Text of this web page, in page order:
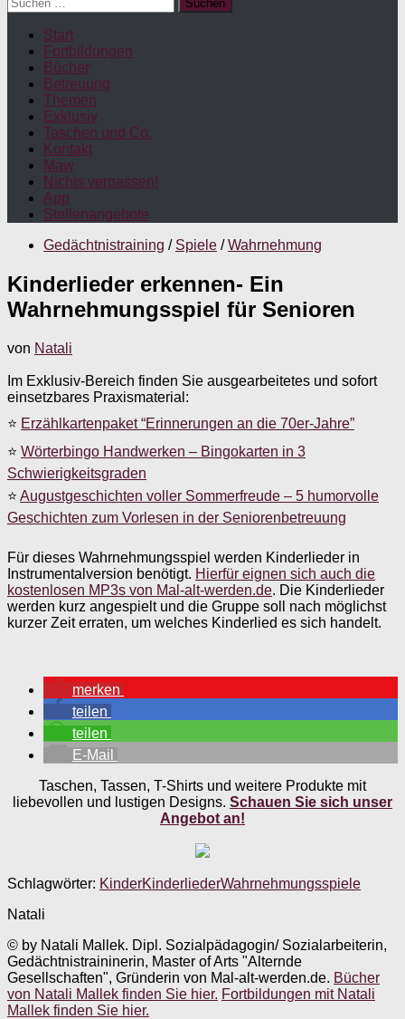
nach:
Start
Fortbildungen
Bücher
Betreuung
Themen
Exklusiv
Taschen und Co.
Kontakt
Maw
Nichts verpassen!
App
Stellenangebote
Gedächtnistraining / Spiele / Wahrnehmung
Kinderlieder erkennen- Ein
Wahrnehmungsspiel für Senioren
von Natali
Im Exklusiv-Bereich finden Sie ausgearbeitetes und sofort
einsetzbares Praxismaterial:
⭐ Erzählkartenpaket “Erinnerungen an die 70er-Jahre”
⭐ Wörterbingo Handwerken – Bingokarten in 3
Schwierigkeitsgraden
⭐ Augustgeschichten voller Sommerfreude – 5 humorvolle
Geschichten zum Vorlesen in der Seniorenbetreuung
Für dieses Wahrnehmungsspiel werden Kinderlieder in
Instrumentalversion benötigt. Hierfür eignen sich auch die
kostenlosen MP3s von Mal-alt-werden.de. Die Kinderlieder
werden kurz angespielt und die Gruppe soll nach möglichst
kurzer Zeit erraten, um welches Kinderlied es sich handelt.
merken
teilen
teilen
E-Mail
Taschen, Tassen, T-Shirts und weitere Produkte mit
liebevollen und lustigen Designs. Schauen Sie sich unser
Angebot an!
Schlagwörter: KinderKinderliederWahrnehmungsspiele
Natali
© by Natali Mallek. Dipl. Sozialpädagogin/ Sozialarbeiterin,
Gedächtnistraininerin, Master of Arts "Alternde
Gesellschaften", Gründerin von Mal-alt-werden.de. Bücher
von Natali Mallek finden Sie hier. Fortbildungen mit Natali
Mallek finden Sie hier.